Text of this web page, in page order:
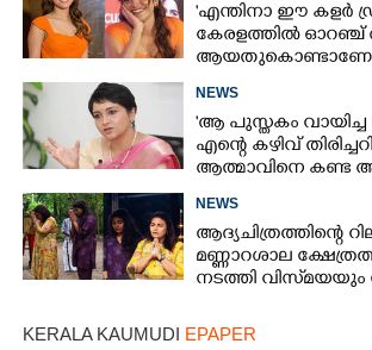
'എന്തിനാ ഈ കളർ
കേരളത്തിൽ ഓറഞ്ച്
NEWS
'ആ പുസ്തകം
എന്റെ കഴിവ്
ആത്മാവിനെ കണ്ട
NEWS
ആദ്യചിത്രത്തിന്റെ
മണ്ണാറശാല
നടത്തി
KERALA KAUMUDI EPAPER
Share this link